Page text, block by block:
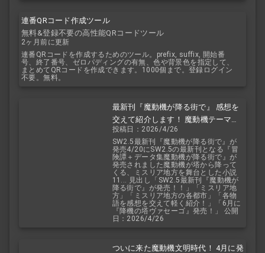
連番QRコード作成ツール
無料&登録不要の高性能QRコードツール
2ヶ月前に更新
連番QRコードを作成するためのツール。prefix, suffix, 開始番
号、終了番号、ゼロパディングの有無、色や背景色を指定して、
まとめてQRコードを作成できます。1000個まで。登録ログイン
不要。無料。
最新刊『魔動機が降る街で』 感想を
交えて紹介します！ 魔動機テーマの
小説！ おもしろいデータも多数！
投稿日：2026/4/26
SW2.5最新刊『魔動機が降る街で』が
発売4/20にSW2.5の最新刊となる『冒
険譚＋データ集魔動機が降る街で』が
発売されました魔動機が塔から降って
くる、ミスリア地方を舞台とした小説
11... 見出し「SW2.5最新刊『魔動機が
降る街で』が発売！！」「ミスリア地
方」「ミスリア地方の各都市」「各物
語を感想を交えて軽く紹介！」「6月に
『降機の塔ヴァセーゴ』発売！」 公開
日：2026/4/26
ついに来た魔動機文明時代！ 4月に発